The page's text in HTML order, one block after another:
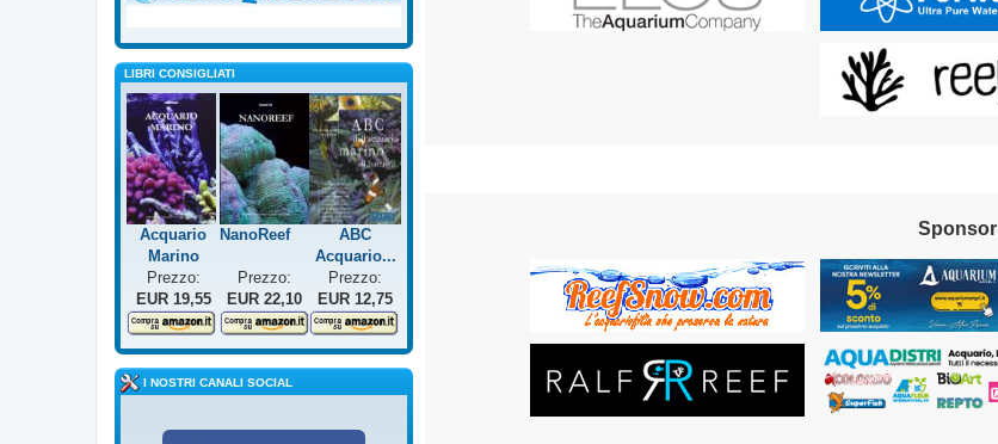
Sponsor
LIBRI CONSIGLIATI
Acquario
Marino
NanoReef
ABC
Acquario...
Prezzo:
EUR 19,55
Prezzo:
EUR 22,10
Prezzo:
EUR 12,75
I NOSTRI CANALI SOCIAL